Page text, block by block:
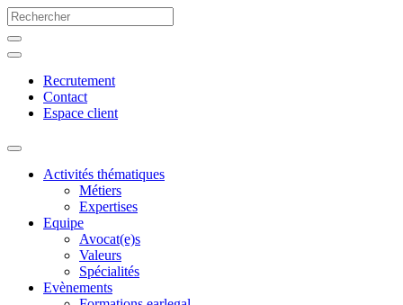
Recrutement
Contact
Espace client
Activités thématiques
Métiers
Expertises
Equipe
Avocat(e)s
Valeurs
Spécialités
Evènements